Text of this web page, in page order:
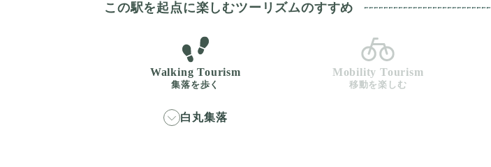
この駅を起点に楽しむツーリズムのすすめ
Walking Tourism
集落を歩く
白丸集落
Mobility Tourism
移動を楽しむ